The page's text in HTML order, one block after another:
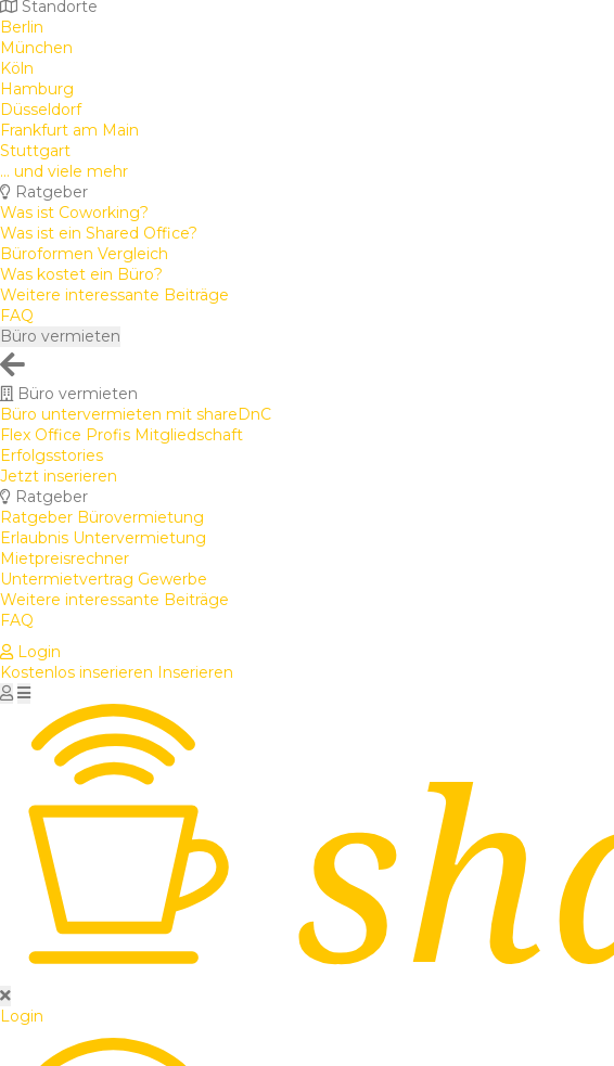
Standorte
Berlin
München
Köln
Hamburg
Düsseldorf
Frankfurt am Main
Stuttgart
... und viele mehr
Ratgeber
Was ist Coworking?
Was ist ein Shared Office?
Büroformen Vergleich
Was kostet ein Büro?
Weitere interessante Beiträge
FAQ
Büro vermieten
Büro vermieten
Büro untervermieten mit shareDnC
Flex Office Profis Mitgliedschaft
Erfolgsstories
Jetzt inserieren
Ratgeber
Ratgeber Bürovermietung
Erlaubnis Untervermietung
Mietpreisrechner
Untermietvertrag Gewerbe
Weitere interessante Beiträge
FAQ
Login
Kostenlos inserieren Inserieren
Login